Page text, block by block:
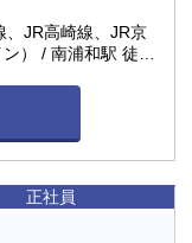
、JR高崎線、JR京
） / 南浦和駅 徒歩
正社員